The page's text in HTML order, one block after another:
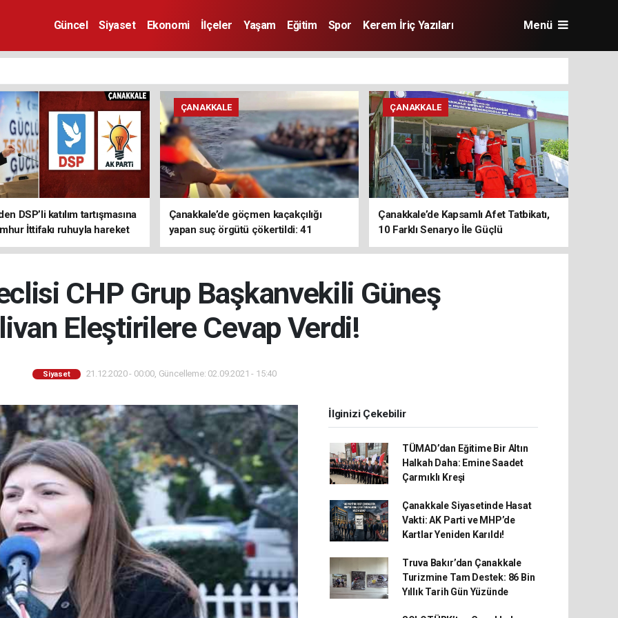
Güncel Siyaset Ekonomi İlçeler Yaşam Eğitim Spor Kerem İriç Yazıları Menü
DSP’li katılım tartışmasına
İttifakı ruhuyla hareket
ÇANAKKALE
Çanakkale’de göçmen kaçakçılığı
yapan suç örgütü çökertildi: 41
tutuklama
ÇANAKKALE
Çanakkale’de Kapsamlı Afet Tatbikatı,
10 Farklı Senaryo İle Güçlü
Koordinasyon
CHP Grup Başkanvekili Güneş
Eleştirilere Cevap Verdi!
Siyaset 21.12.2020 - 00:00, Güncelleme: 02.09.2021 - 15:40
İlginizi Çekebilir
TÜMAD’dan Eğitime Bir Altın
Halkah Daha: Emine Saadet
Çarmıklı Kreşi
Çanakkale Siyasetinde Hasat
Vakti: AK Parti ve MHP’de
Kartlar Yeniden Karıldı!
Truva Bakır’dan Çanakkale
Turizmine Tam Destek: 86 Bin
Yıllık Tarih Gün Yüzünde